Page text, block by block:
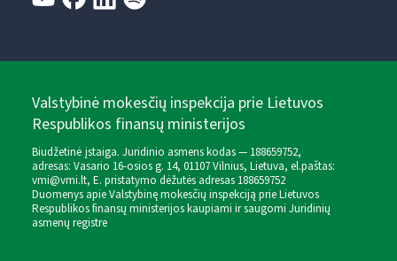
Valstybinė mokesčių inspekcija prie Lietuvos
Respublikos finansų ministerijos
Biudžetinė įstaiga. Juridinio asmens kodas — 188659752,
adresas: Vasario 16-osios g. 14, 01107 Vilnius, Lietuva, el.paštas:
vmi@vmi.lt, E. pristatymo dėžutės adresas 188659752
Duomenys apie Valstybinę mokesčių inspekciją prie Lietuvos
Respublikos finansų ministerijos kaupiami ir saugomi Juridinių
asmenų registre